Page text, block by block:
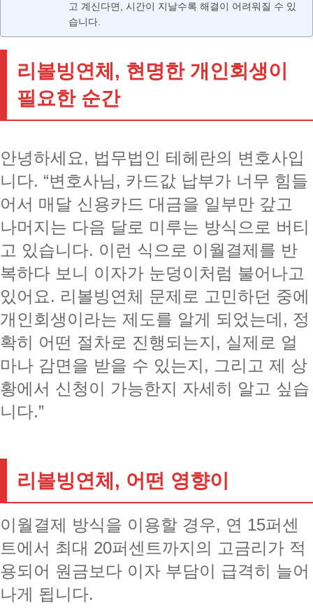
고 계신다면, 시간이 지날수록 해결이 어려워질 수 있
습니다.
리볼빙연체, 현명한 개인회생이
필요한 순간
안녕하세요, 법무법인 테헤란의 변호사입
니다. “변호사님, 카드값 납부가 너무 힘들
어서 매달 신용카드 대금을 일부만 갚고
나머지는 다음 달로 미루는 방식으로 버티
고 있습니다. 이런 식으로 이월결제를 반
복하다 보니 이자가 눈덩이처럼 불어나고
있어요. 리볼빙연체 문제로 고민하던 중에
개인회생이라는 제도를 알게 되었는데, 정
확히 어떤 절차로 진행되는지, 실제로 얼
마나 감면을 받을 수 있는지, 그리고 제 상
황에서 신청이 가능한지 자세히 알고 싶습
니다.”
리볼빙연체, 어떤 영향이
이월결제 방식을 이용할 경우, 연 15퍼센
트에서 최대 20퍼센트까지의 고금리가 적
용되어 원금보다 이자 부담이 급격히 늘어
나게 됩니다.